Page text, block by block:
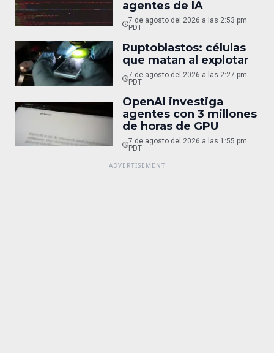
agentes de IA
7 de agosto del 2026 a las 2:53 pm
PDT
Ruptoblastos: células
que matan al explotar
7 de agosto del 2026 a las 2:27 pm
PDT
OpenAI investiga
agentes con 3 millones
de horas de GPU
7 de agosto del 2026 a las 1:55 pm
PDT